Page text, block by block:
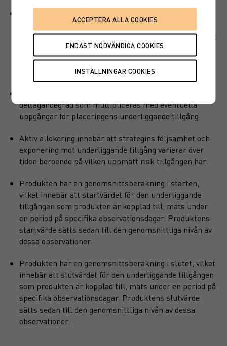
investerade kapitalet är skyddat vid löptidens slut. Det
finns en kreditrisk i placeringen som är beroende av att
emittenten inte hamnar på obestånd eller försätts i
konkurs vilket kan leda till att en investering helt eller
deltagandegrad som multipliceras med eventuella
uppgångar för placeringens underliggande tillgång.
Aktiv allokering innebär att strategins följsamhet och
exponering mot underliggande tillgång varierar över
tiden beroende på vilken uppmätt risk tillgången har.
Produkten har en genomsnittsberäkning i starten,
vilket innebär att startvärdet för den underliggande
tillgången som produkten är kopplad till, mäts under
en period på specifika observationsdagar. Produktens
startvärde sätts sedan till den genomsnittliga nivån av
dessa observationer.
Produkten har en genomsnittsberäkning i slutet, vilket
innebär att slutvärdet för den underliggande tillgången
som produkten är kopplad till, mäts under en period på
specifika observationsdagar. Produktens slutvärde
sätts sedan till den genomsnittliga nivån av dessa
observationer.